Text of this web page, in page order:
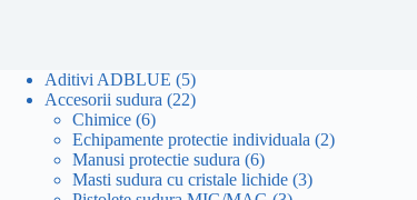
Aditivi ADBLUE 55
produse
Accesorii sudura 2222
produse
Chimice 66
produse
Echipamente protectie individuala 22
Manusi protectie sudura 66
produse
Masti sudura cu cristale lichide 33